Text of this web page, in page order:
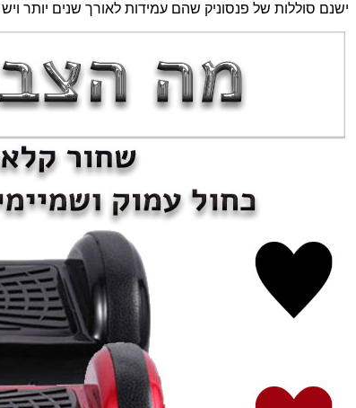
ישנם סוללות של פנסוניק שהם עמידות לאורך שנים יותר